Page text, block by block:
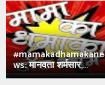
#mamakadhamakane
ws: मानवता शर्मसार,...